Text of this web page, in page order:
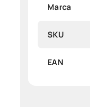
Marca
SKU
EAN